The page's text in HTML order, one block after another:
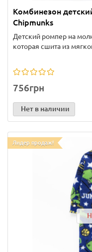
Комбинезон
Chipmunks
Детский ромпер на
которая сшита из
756грн
Нет в наличии
Лидер продаж!